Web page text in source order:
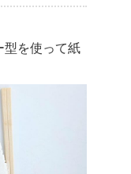
型を使って紙